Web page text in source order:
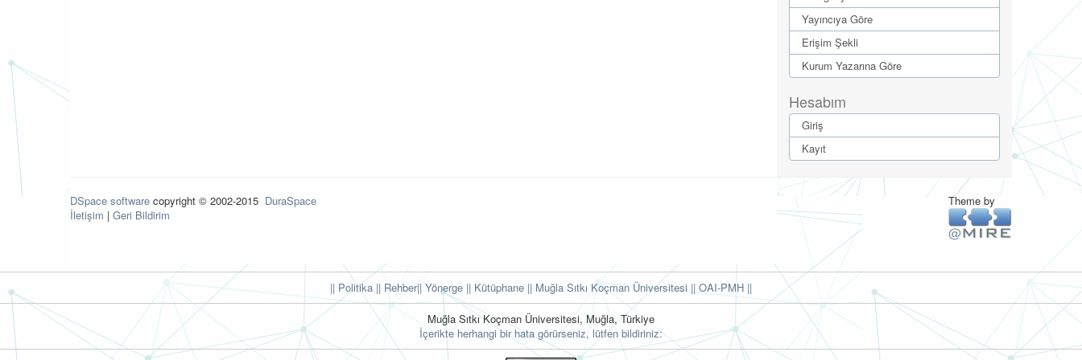
Yayıncıya Göre
Erişim Şekli
Kurum Yazarına Göre
Hesabım
Giriş
Kayıt
DSpace software copyright © 2002-2015 DuraSpace
İletişim | Geri Bildirim
Theme by
|| Politika || Rehber|| Yönerge || Kütüphane || Muğla Sıtkı Koçman Üniversitesi || OAI-PMH ||
Muğla Sıtkı Koçman Üniversitesi, Muğla, Türkiye
İçerikte herhangi bir hata görürseniz, lütfen bildiriniz: